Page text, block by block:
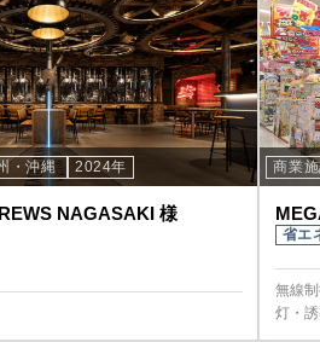
・沖縄 2024年
NAGASAKI 様
商業
省エ
無線
灯・